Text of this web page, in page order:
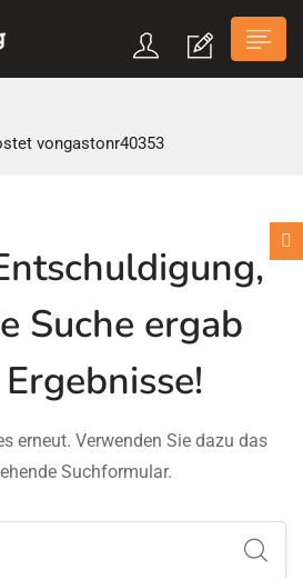
vongastonr40353
Suche ergab
erneut. Verwenden Sie dazu das
Suchformular.